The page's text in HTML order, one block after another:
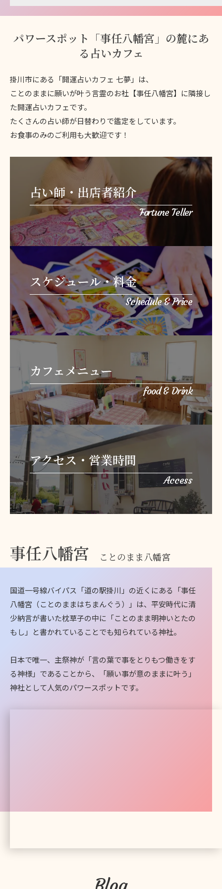
パワースポット「事任八幡宮」の麓にあ
る占いカフェ
掛川市にある「開運占いカフェ 七夢」は、
ことのままに願いが叶う言霊のお社【事任八幡宮】に隣接し
た開運占いカフェです。
たくさんの占い師が日替わりで鑑定をしています。
お食事のみのご利用も大歓迎です！
占い師・出店者紹介
Fortune Teller
スケジュール・料金
Schedule & Price
カフェメニュー
food & Drink
アクセス・営業時間
Access
事任八幡宮 ことのまま八幡宮
国道一号線バイパス「道の駅掛川」の近くにある「事任
八幡宮（ことのままはちまんぐう）」は、平安時代に清
少納言が書いた枕草子の中に「ことのまま明神いとたの
もし」と書かれていることでも知られている神社。
日本で唯一、主祭神が「言の葉で事をとりもつ働きをす
る神様」であることから、「願い事が意のままに叶う」
神社として人気のパワースポットです。